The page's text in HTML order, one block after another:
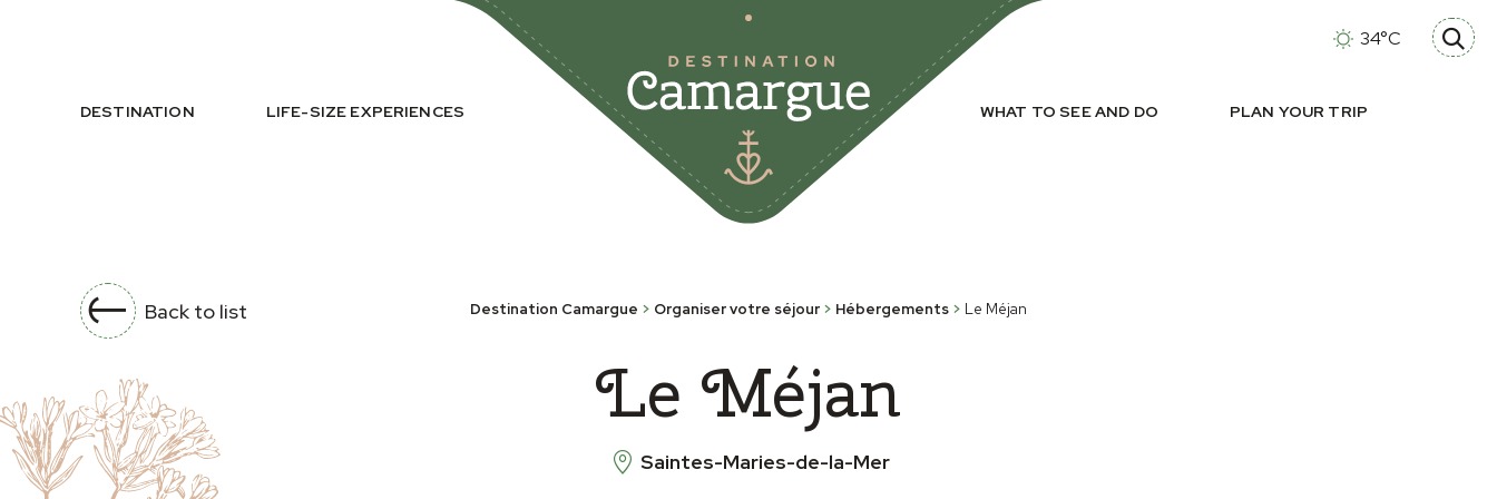
34°C
DESTINATION LIFE-SIZE EXPERIENCES WHAT TO SEE AND DO PLAN YOUR TRIP
Back to list Destination Camargue > Organiser votre séjour > Hébergements > Le Méjan
Le Méjan
Saintes-Maries-de-la-Mer